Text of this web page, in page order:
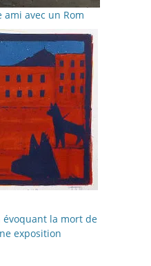
avec un Rom
la mort de
exposition